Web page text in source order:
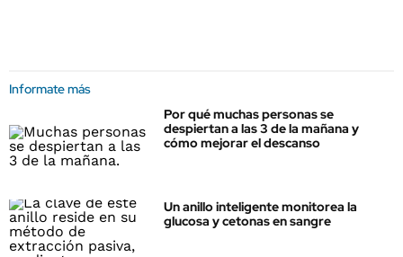
Informate más
Por qué muchas personas se
despiertan a las 3 de la mañana y
cómo mejorar el descanso
Un anillo inteligente monitorea la
glucosa y cetonas en sangre